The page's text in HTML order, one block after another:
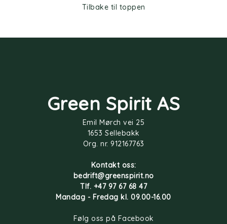
Tilbake til toppen
Green Spirit AS
Emil Mørch vei 25
1653 Sellebakk
Org. nr. 912167763
Kontakt oss:
bedrift@greenspirit.no
Tlf. +47 97 67 68 47
Mandag - Fredag kl. 09.00-16.00
Følg oss på Facebook